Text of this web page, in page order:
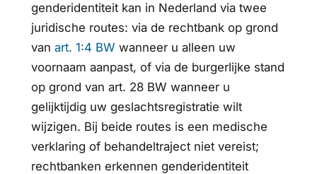
genderidentiteit kan in Nederland via twee
juridische routes: via de rechtbank op grond
van art. 1:4 BW wanneer u alleen uw
voornaam aanpast, of via de burgerlijke stand
op grond van art. 28 BW wanneer u
gelijktijdig uw geslachtsregistratie wilt
wijzigen. Bij beide routes is een medische
verklaring of behandeltraject niet vereist;
rechtbanken erkennen genderidentiteit